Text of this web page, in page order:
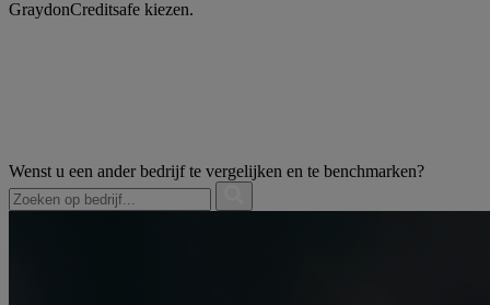
GraydonCreditsafe kiezen.
Wenst u een ander bedrijf te vergelijken en te benchmarken?